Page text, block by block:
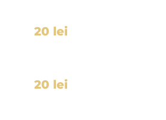
20 lei
20 lei